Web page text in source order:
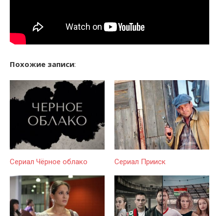
Похожие записи:
Сериал Чёрное облако Сериал Прииск